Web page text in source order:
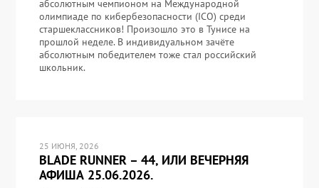
абсолютным чемпионом на Международной
олимпиаде по кибербезопасности (ICO) среди
старшеклассников! Произошло это в Тунисе на
прошлой неделе. В индивидуальном зачёте
абсолютным победителем тоже стал российский
школьник.
25 ИЮНЯ, 2026
BLADE RUNNER – 44, ИЛИ ВЕЧЕРНЯЯ
АФИША 25.06.2026.